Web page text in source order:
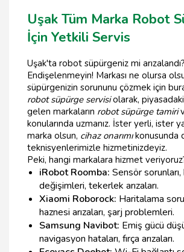
Uşak Tüm Marka Robot
İçin Yetkili Servis
Uşak'ta robot süpürgeniz mi arızalandı?
Endişelenmeyin! Markası ne olursa
süpürgenizin sorununu çözmek için
robot süpürge servisiolarak,
gelen markaların robot süpürge tamiri
konularında uzmanız. İster yerli, ister
marka olsun, cihaz onarımıkonusunda
teknisyenlerimizle hizmetinizdeyiz.
Peki, hangi markalara hizmet
iRobot Roomba: Sensör
değişimleri, tekerlek arızaları.
Xiaomi Roborock: Haritalama
haznesi arızaları, şarj problemleri.
Samsung Navibot: Emiş gücü
navigasyon hataları, fırça arızaları.